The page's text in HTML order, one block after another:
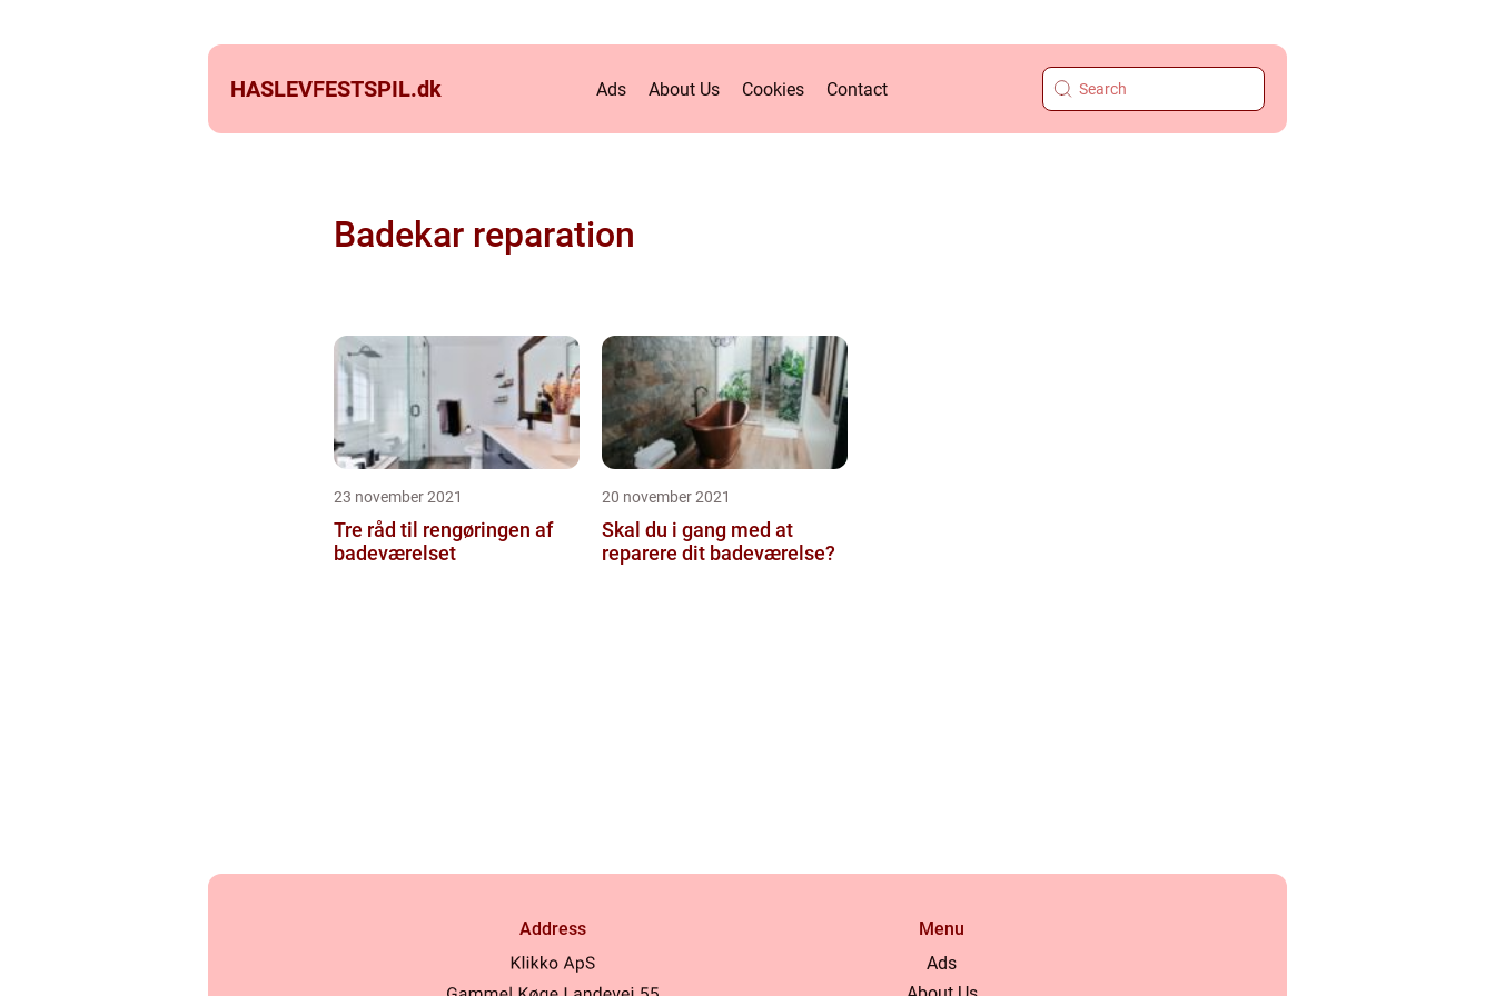
HASLEVFESTSPIL.dk Ads About Us Cookies Contact
Badekar reparation
23 november 2021
Tre råd til rengøringen af
badeværelset
20 november 2021
Skal du i gang med at
reparere dit badeværelse?
Address
Menu
Ads